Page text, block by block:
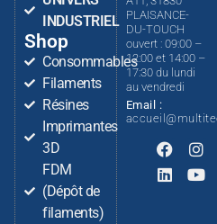
INDUSTRIEL
Shop
Consommables
Filaments
Résines
Imprimantes
3D
FDM
(Dépôt de
filaments)
PLAISANCE-
DU-TOUCH
ouvert : 09:00 –
12:00 et 14:00 –
17:30 du lundi
au vendredi
Email :